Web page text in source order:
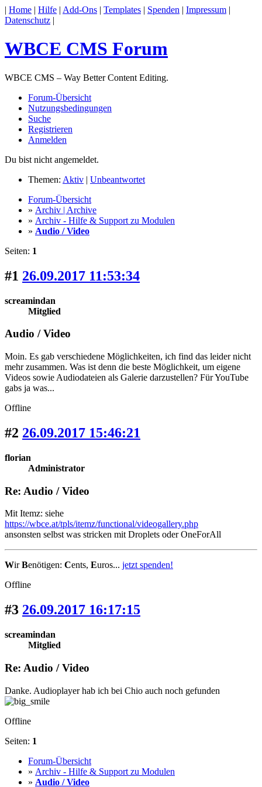
| Home | Hilfe | Add-Ons | Templates | Spenden | Impressum |
Datenschutz |
WBCE CMS Forum
WBCE CMS – Way Better Content Editing.
Forum-Übersicht
Nutzungsbedingungen
Suche
Registrieren
Anmelden
Du bist nicht angemeldet.
Themen: Aktiv | Unbeantwortet
Forum-Übersicht
» Archiv | Archive
» Archiv - Hilfe & Support zu Modulen
» Audio / Video
Seiten: 1
#1 26.09.2017 11:53:34
screamindan
Mitglied
Audio / Video
Moin. Es gab verschiedene Möglichkeiten, ich find das leider nicht
mehr zusammen. Was ist denn die beste Möglichkeit, um eigene
Videos sowie Audiodateien als Galerie darzustellen? Für YouTube
gabs ja was...
Offline
#2 26.09.2017 15:46:21
florian
Administrator
Re: Audio / Video
Mit Itemz: siehe
https://wbce.at/tpls/itemz/functional/videogallery.php
ansonsten selbst was stricken mit Droplets oder OneForAll
WirBenötigen: Cents, Euros... jetzt spenden!
Offline
#3 26.09.2017 16:17:15
screamindan
Mitglied
Re: Audio / Video
Danke. Audioplayer hab ich bei Chio auch noch gefunden
Offline
Seiten: 1
Forum-Übersicht
» Archiv - Hilfe & Support zu Modulen
» Audio / Video